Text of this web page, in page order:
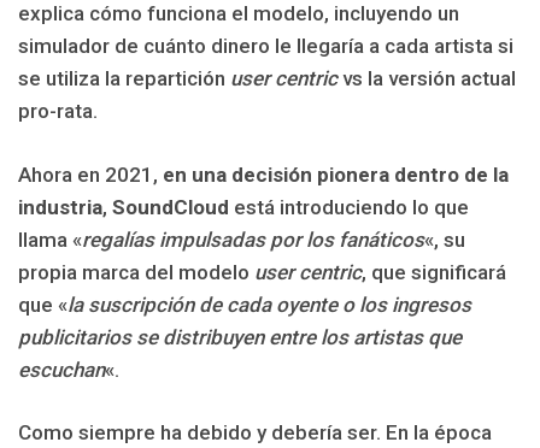
explica cómo funciona el modelo, incluyendo un
simulador de cuánto dinero le llegaría a cada artista si
se utiliza la repartición user centricvs la versión actual
pro-rata.
Ahora en 2021, en una decisión pionera dentro de la
industria, SoundCloud está introduciendo lo que
llama «regalías impulsadas por los fanáticos«, su
propia marca del modelo user centric, que significará
que «la suscripción de cada oyente o los ingresos
publicitarios se distribuyen entre los artistas que
escuchan«.
Como siempre ha debido y debería ser. En la época